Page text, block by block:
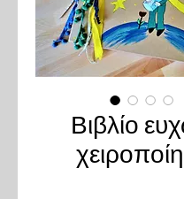
Βιβλίο